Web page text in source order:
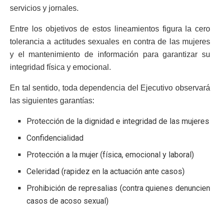
servicios y jornales.
Entre los objetivos de estos lineamientos figura la cero
tolerancia a actitudes sexuales en contra de las mujeres
y el mantenimiento de información para garantizar su
integridad física y emocional.
En tal sentido, toda dependencia del Ejecutivo observará
las siguientes garantías:
Protección de la dignidad e integridad de las mujeres
Confidencialidad
Protección a la mujer (física, emocional y laboral)
Celeridad (rapidez en la actuación ante casos)
Prohibición de represalias (contra quienes denuncien
casos de acoso sexual)